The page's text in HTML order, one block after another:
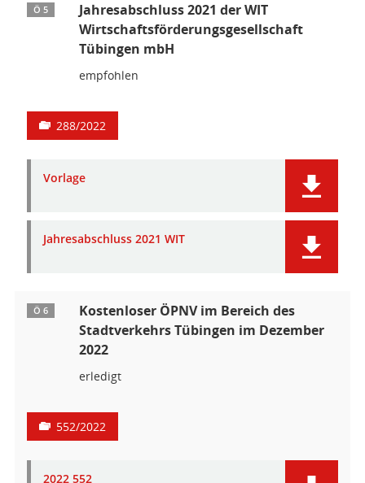
Ö 5
Jahresabschluss 2021 der WIT
Wirtschaftsförderungsgesellschaft
Tübingen mbH
empfohlen
288/2022
Vorlage
Jahresabschluss 2021 WIT
Ö 6
Kostenloser ÖPNV im Bereich des
Stadtverkehrs Tübingen im Dezember
2022
erledigt
552/2022
2022 552